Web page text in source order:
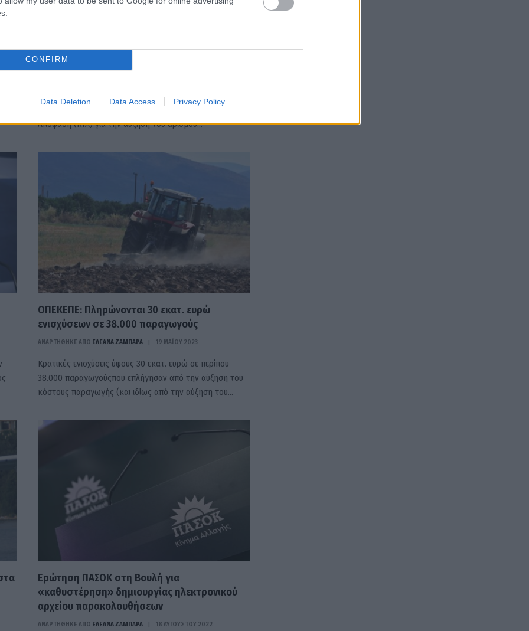
CONFIRM
Data Deletion Data Access Privacy Policy
ειδικότητες
Υπεγράφη από την υπουργό Εργασίας και Κοινωνικής
Ασφάλισης, Δόμνα Μιχαηλίδου, η Κοινή Υπουργική
Απόφαση (ΚΥΑ) για την αύξηση του αριθμού…
ΟΠΕΚΕΠΕ: Πληρώνονται 30 εκατ. ευρώ
ενισχύσεων σε 38.000 παραγωγούς
ΑΝΑΡΤΗΘΗΚΕ ΑΠΟ ΕΛΕΑΝΑ ΖΑΜΠΑΡΑ 19 ΜΑΪ́ΟΥ 2023
Κρατικές ενισχύσεις ύψους 30 εκατ. ευρώ σε περίπου
38.000 παραγωγούςπου επλήγησαν από την αύξηση του
κόστους παραγωγής (και ιδίως από την αύξηση του…
Ερώτηση ΠΑΣΟΚ στη Βουλή για
«καθυστέρηση» δημιουργίας ηλεκτρονικού
αρχείου παρακολουθήσεων
ΑΝΑΡΤΗΘΗΚΕ ΑΠΟ ΕΛΕΑΝΑ ΖΑΜΠΑΡΑ 18 ΑΥΓΟΎΣΤΟΥ 2022